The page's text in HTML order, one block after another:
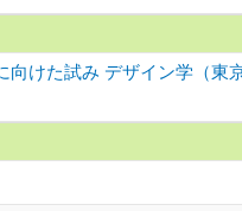
けた試み デザイン学（東